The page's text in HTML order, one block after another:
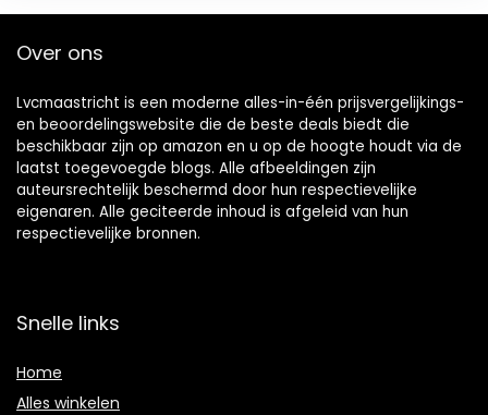
Over ons
Lvcmaastricht is een moderne alles-in-één prijsvergelijkings-
en beoordelingswebsite die de beste deals biedt die
beschikbaar zijn op amazon en u op de hoogte houdt via de
laatst toegevoegde blogs. Alle afbeeldingen zijn
auteursrechtelijk beschermd door hun respectievelijke
eigenaren. Alle geciteerde inhoud is afgeleid van hun
respectievelijke bronnen.
Snelle links
Home
Alles winkelen